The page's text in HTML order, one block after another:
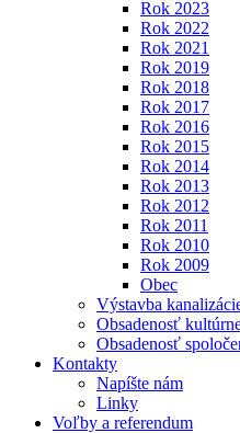
Rok 2023
Rok 2022
Rok 2021
Rok 2019
Rok 2018
Rok 2017
Rok 2016
Rok 2015
Rok 2014
Rok 2013
Rok 2012
Rok 2011
Rok 2010
Rok 2009
Obec
Výstavba
Obsadenosť
Obsadenosť
Kontakty
Napíšte nám
Linky
Voľby a referendum